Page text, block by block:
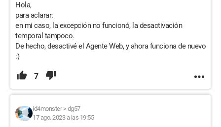
Hola,
para aclarar:
en mi caso, la excepción no funcionó, la desactivación
temporal tampoco.
De hecho, desactivé el Agente Web, y ahora funciona de nuevo
:)
7
id4monster> dg57
17 ago. 2023 a las 19:55